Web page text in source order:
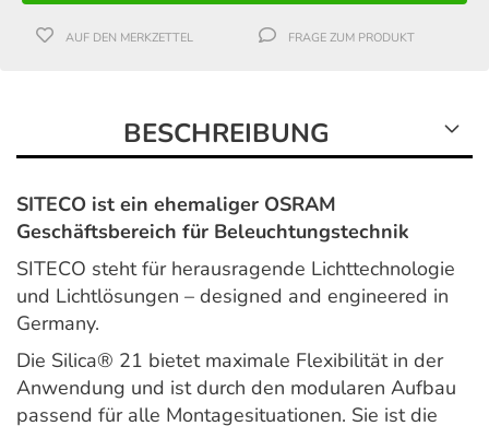
AUF DEN MERKZETTEL FRAGE ZUM PRODUKT
BESCHREIBUNG
SITECO ist ein ehemaliger OSRAM
Geschäftsbereich für Beleuchtungstechnik
SITECO steht für herausragende Lichttechnologie
und Lichtlösungen – designed and engineered in
Germany.
Die Silica® 21 bietet maximale Flexibilität in der
Anwendung und ist durch den modularen Aufbau
passend für alle Montagesituationen. Sie ist die